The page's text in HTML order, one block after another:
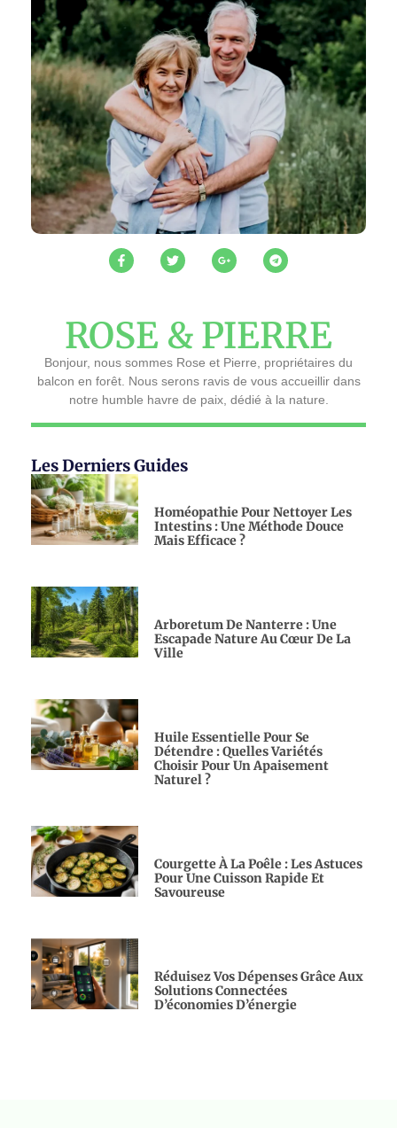
ROSE & PIERRE
Bonjour, nous sommes Rose et Pierre, propriétaires du
balcon en forêt. Nous serons ravis de vous accueillir dans
notre humble havre de paix, dédié à la nature.
Les Derniers Guides
Homéopathie Pour Nettoyer Les
Intestins : Une Méthode Douce
Mais Efficace ?
Arboretum De Nanterre : Une
Escapade Nature Au Cœur De La
Ville
Huile Essentielle Pour Se
Détendre : Quelles Variétés
Choisir Pour Un Apaisement
Naturel ?
Courgette À La Poêle : Les Astuces
Pour Une Cuisson Rapide Et
Savoureuse
Réduisez Vos Dépenses Grâce Aux
Solutions Connectées
D’économies D’énergie